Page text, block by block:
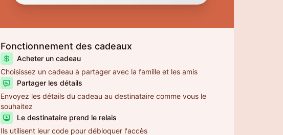
Fonctionnement des cadeaux
Acheter un cadeau
Choisissez un cadeau à partager avec la famille et les amis
Partager les détails
Envoyez les détails du cadeau au destinataire comme vous le
souhaitez
Le destinataire prend le relais
Ils utilisent leur code pour débloquer l'accès